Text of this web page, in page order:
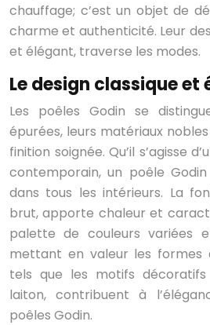
chauffage; c’est un objet de
charme et authenticité. Leur
et élégant, traverse les modes.
Le design classique et
Les poêles Godin se
épurées, leurs matériaux
finition soignée. Qu’il s’agisse
contemporain, un poêle
dans tous les intérieurs. La
brut, apporte chaleur et
palette de couleurs variées
mettant en valeur les formes
tels que les motifs
laiton, contribuent à
poêles Godin.